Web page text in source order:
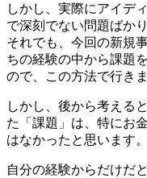
しかし、実際にアイデ
で深刻でない問題ばかり
それでも、今回の新規
ちの経験の中から課題
ので、この方法で行きま
しかし、後から考える
た「課題」は、特にお
はなかったと思います。
自分の経験からだけだ